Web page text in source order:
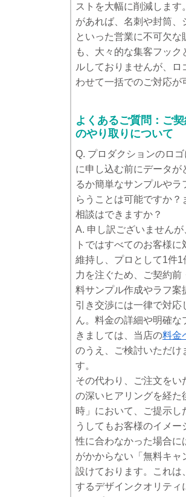
ストを大幅に削減します
があれば、名刺や封筒、
といった営業に不可欠な
も、大々的な集客フック
ルしておりませんが、ロ
わせて一括でのご対応が
よくあるご質問：ご
のやり取りについて
Q. プロダクションのロ
に申し込む前にデータが
るか簡単なサンプルやラ
らうことは可能ですか？
相談はできますか？
A. 申し訳ございません
トではすべてのお客様に
維持し、プロとして1件
力を注ぐため、ご契約前
料サンプル作成やラフ案
引き交渉には一律で対応
ん。料金の詳細や明確な
きましては、当店の料金
のうえ、ご検討いただけ
す。
その代わり、ご注文をい
の深いヒアリングを経た
時」において、ご提示し
うしてもお客様のイメー
性に合わなかった場合に
がかからない「無料キャ
設けております。これは
するデザインクオリティ